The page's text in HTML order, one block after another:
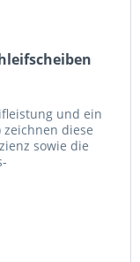
und ein
diese
sowie die